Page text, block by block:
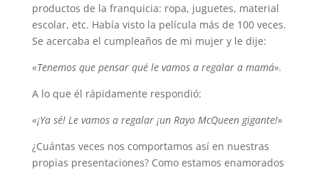
productos de la franquicia: ropa, juguetes, material
escolar, etc. Había visto la película más de 100 veces.
Se acercaba el cumpleaños de mi mujer y le dije:
«Tenemos que pensar qué le vamos a regalar a mamá».
A lo que él rápidamente respondió:
«¡Ya sé! Le vamos a regalar ¡un Rayo McQueen gigante!»
¿Cuántas veces nos comportamos así en nuestras
propias presentaciones? Como estamos enamorados